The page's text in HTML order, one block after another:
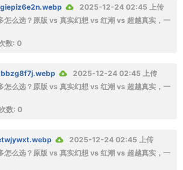
2025-12-24 02:45 上传
么选？原版 vs 真实幻想 vs 红潮 vs 超越真实，一
数: 0
2025-12-24 02:45 上传
么选？原版 vs 真实幻想 vs 红潮 vs 超越真实，一
数: 0
2025-12-24 02:45 上传
么选？原版 vs 真实幻想 vs 红潮 vs 超越真实，一